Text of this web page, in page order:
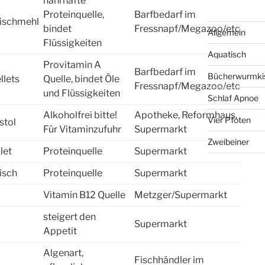
Proteinquelle,
bindet
Flüssigkeiten
Barfbedarf im
Fressnapf/Megazoo/etc
Provitamin A
Quelle, bindet Öle
und Flüssigkeiten
Barfbedarf im
Fressnapf/Megazoo/etc
Alkoholfrei bitte!
Für Vitaminzufuhr
Apotheke, Reformhaus,
Supermarkt
Proteinquelle
Supermarkt
Proteinquelle
Supermarkt
Vitamin B12 Quelle
Metzger/Supermarkt
steigert den
Appetit
Supermarkt
Algenart,
Fischhändler im
Allgemein
Aquatisch
Schlaf Apnoe
Vier Pfoten
Zweibeiner